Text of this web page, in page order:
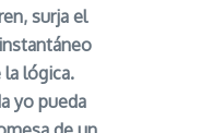
surja el
lógica.
yo pueda